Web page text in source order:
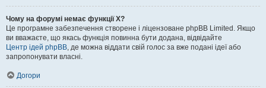
Чому на форумі немає функції X?
Це програмне забезпечення створене і ліцензоване phpBB Limited. Якщо
ви вважаєте, що якась функція повинна бути додана, відвідайте
Центр ідей phpBB, де можна віддати свій голос за вже подані ідеї або
запропонувати власні.
Догори